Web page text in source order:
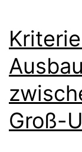
Groß-